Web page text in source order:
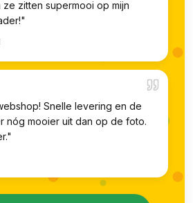
ze zitten supermooi op mijn
"
Snelle levering en de
nóg mooier uit dan op de foto.
"